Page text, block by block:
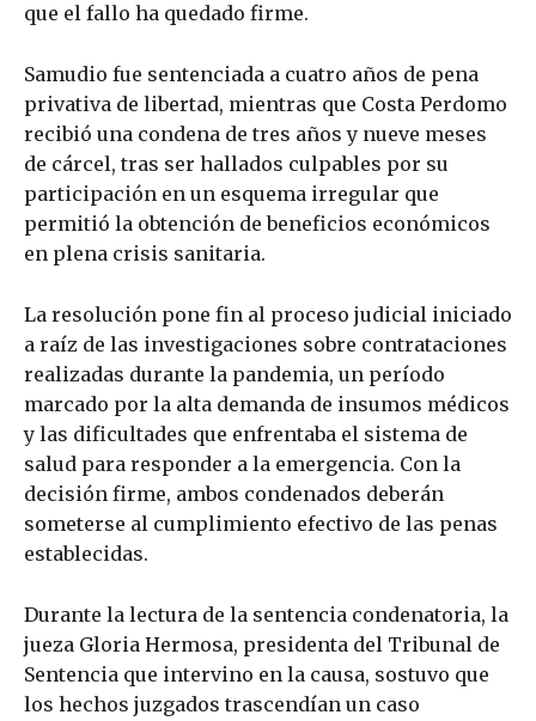
que el fallo ha quedado firme.
Samudio fue sentenciada a cuatro años de pena
privativa de libertad, mientras que Costa Perdomo
recibió una condena de tres años y nueve meses
de cárcel, tras ser hallados culpables por su
participación en un esquema irregular que
permitió la obtención de beneficios económicos
en plena crisis sanitaria.
La resolución pone fin al proceso judicial iniciado
a raíz de las investigaciones sobre contrataciones
realizadas durante la pandemia, un período
marcado por la alta demanda de insumos médicos
y las dificultades que enfrentaba el sistema de
salud para responder a la emergencia. Con la
decisión firme, ambos condenados deberán
someterse al cumplimiento efectivo de las penas
establecidas.
Durante la lectura de la sentencia condenatoria, la
jueza Gloria Hermosa, presidenta del Tribunal de
Sentencia que intervino en la causa, sostuvo que
los hechos juzgados trascendían un caso